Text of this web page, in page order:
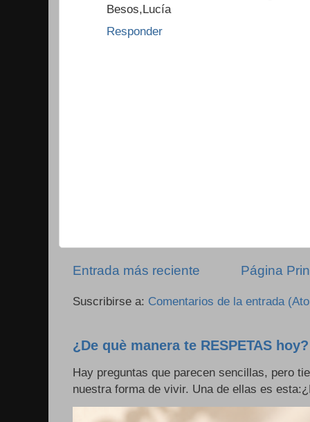
Besos,Lucía
Responder
Entrada más reciente Página
Suscribirse a: Comentarios de la entrada
¿De què manera te RESPETAS hoy?
Hay preguntas que parecen sencillas, pero
nuestra forma de vivir. Una de ellas es